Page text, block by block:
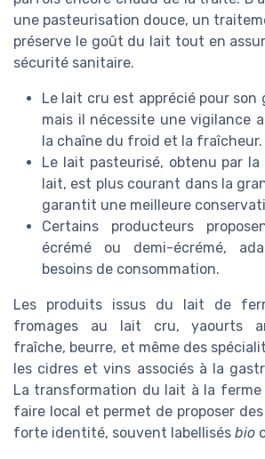
une pasteurisation douce, un
préserve le goût du lait tout en
sécurité sanitaire.
Le lait cru est apprécié pour
mais il nécessite une vigilance
la chaîne du froid et la fraîcheur.
Le lait pasteurisé, obtenu par
lait, est plus courant dans la
garantit une meilleure
Certains producteurs
écrémé ou demi-écrémé,
besoins de consommation.
Les produits issus du lait de
fromages au lait cru, yaourts
fraîche, beurre, et même des
les cidres et vins associés à la
La transformation du lait à la ferme
faire local et permet de proposer
forte identité, souvent labellisés bio